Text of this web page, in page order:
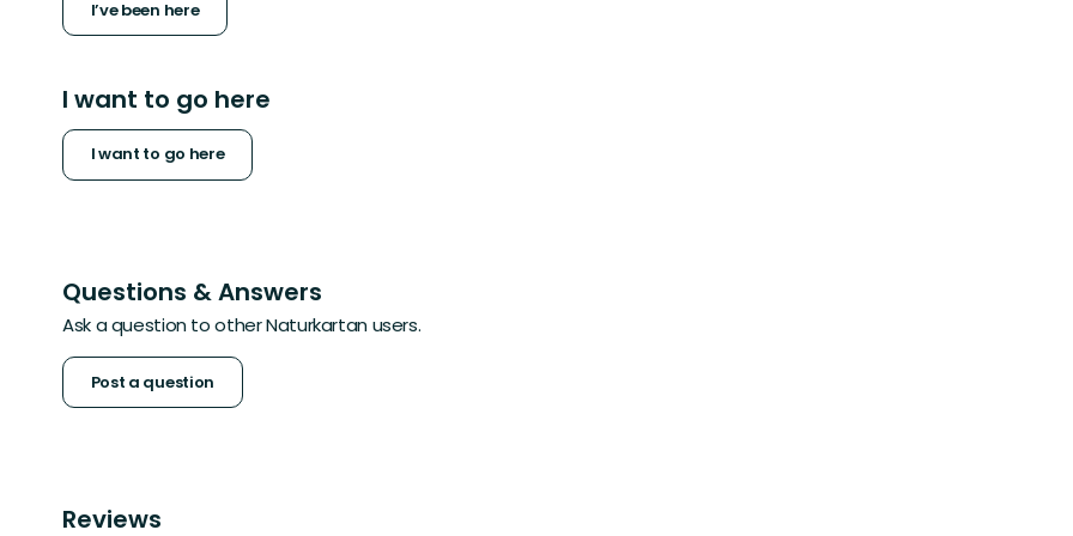
I’ve been here
I want to go here
I want to go here
Questions & Answers
Ask a question to other Naturkartan users.
Post a question
Reviews